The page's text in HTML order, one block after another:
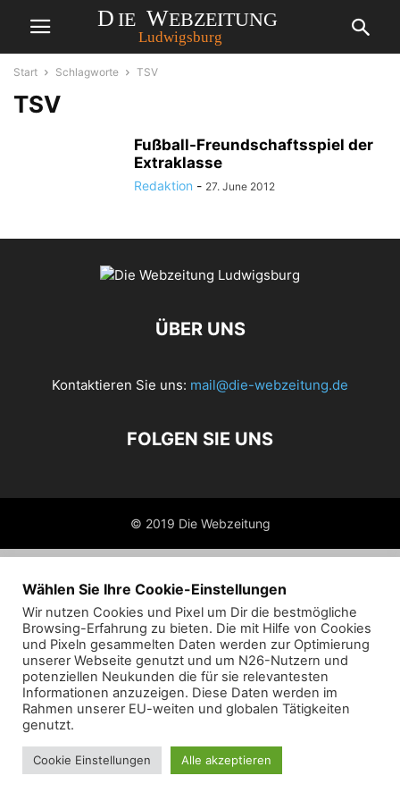
Start Schlagworte TSV
TSV
Fußball-Freundschaftsspiel der
Extraklasse
Redaktion - 27. June 2012
ÜBER UNS
Kontaktieren Sie uns: mail@die-webzeitung.de
FOLGEN SIE UNS
© 2019 Die Webzeitung
Wählen Sie Ihre Cookie-Einstellungen
Wir nutzen Cookies und Pixel um Dir die bestmögliche
Browsing-Erfahrung zu bieten. Die mit Hilfe von Cookies
und Pixeln gesammelten Daten werden zur Optimierung
unserer Webseite genutzt und um N26-Nutzern und
potenziellen Neukunden die für sie relevantesten
Informationen anzuzeigen. Diese Daten werden im
Rahmen unserer EU-weiten und globalen Tätigkeiten
genutzt.
Cookie Einstellungen Alle akzeptieren